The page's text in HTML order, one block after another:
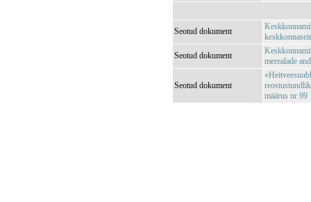
Seotud dokument
Seotud dokument
merealade
Seotud dokument
määrus nr 99